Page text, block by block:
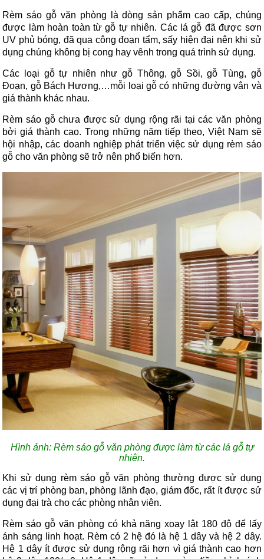
Rèm sáo gỗ văn phòng là dòng sản phẩm cao cấp, chúng
được làm hoàn toàn từ gỗ tự nhiên. Các lá gỗ đã được sơn
UV phủ bóng, đã qua công đoạn tẩm, sấy hiện đại nên khi sử
dụng chúng không bị cong hay vênh trong quá trình sử dụng.
Các loại gỗ tự nhiên như gỗ Thông, gỗ Sồi, gỗ Tùng, gỗ
Đoạn, gỗ Bách Hương,…mỗi loại gỗ có những đường vân và
giá thành khác nhau.
Rèm sáo gỗ chưa được sử dụng rộng rãi tại các văn phòng
bởi giá thành cao. Trong những năm tiếp theo, Việt Nam sẽ
hội nhập, các doanh nghiệp phát triển việc sử dụng rèm sáo
gỗ cho văn phòng sẽ trở nên phổ biến hơn.
Hình ảnh: Rèm sáo gỗ văn phòng được làm từ các lá gỗ tự
nhiên.
Khi sử dụng rèm sáo gỗ văn phòng thường được sử dụng
các vị trí phòng ban, phòng lãnh đạo, giám đốc, rất ít được sử
dụng đại trà cho các phòng nhân viên.
Rèm sáo gỗ văn phòng có khả năng xoay lật 180 độ để lấy
ánh sáng linh hoạt. Rèm có 2 hệ đó là hệ 1 dây và hệ 2 dây.
Hệ 1 dây ít được sử dụng rộng rãi hơn vì giá thành cao hơn